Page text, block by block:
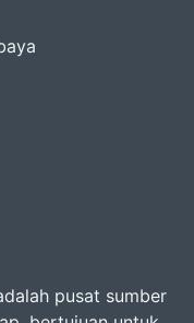
pusat sumber